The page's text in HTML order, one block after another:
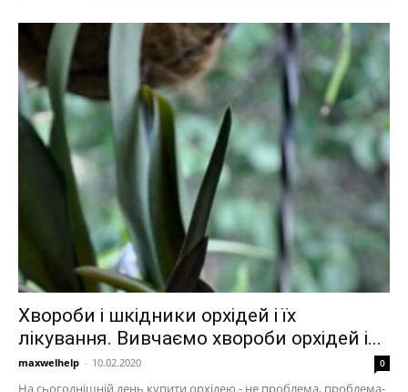
Хвороби і шкідники орхідей і їх
лікування. Вивчаємо хвороби орхідей і...
maxwelhelp - 10.02.2020 0
На сьогоднішній день купити орхідею - не проблема, проблема-